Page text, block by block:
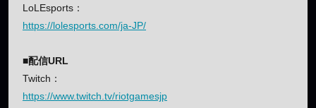
LoLEsports：
https://lolesports.com/ja-JP/
■配信URL
Twitch：
https://www.twitch.tv/riotgamesjp